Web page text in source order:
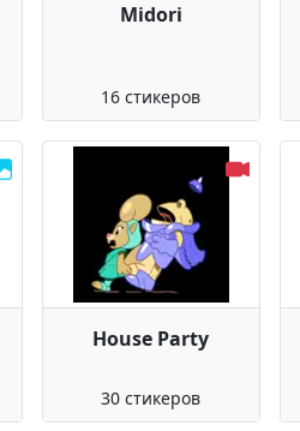
Midori
16 стикеров
House Party
30 стикеров